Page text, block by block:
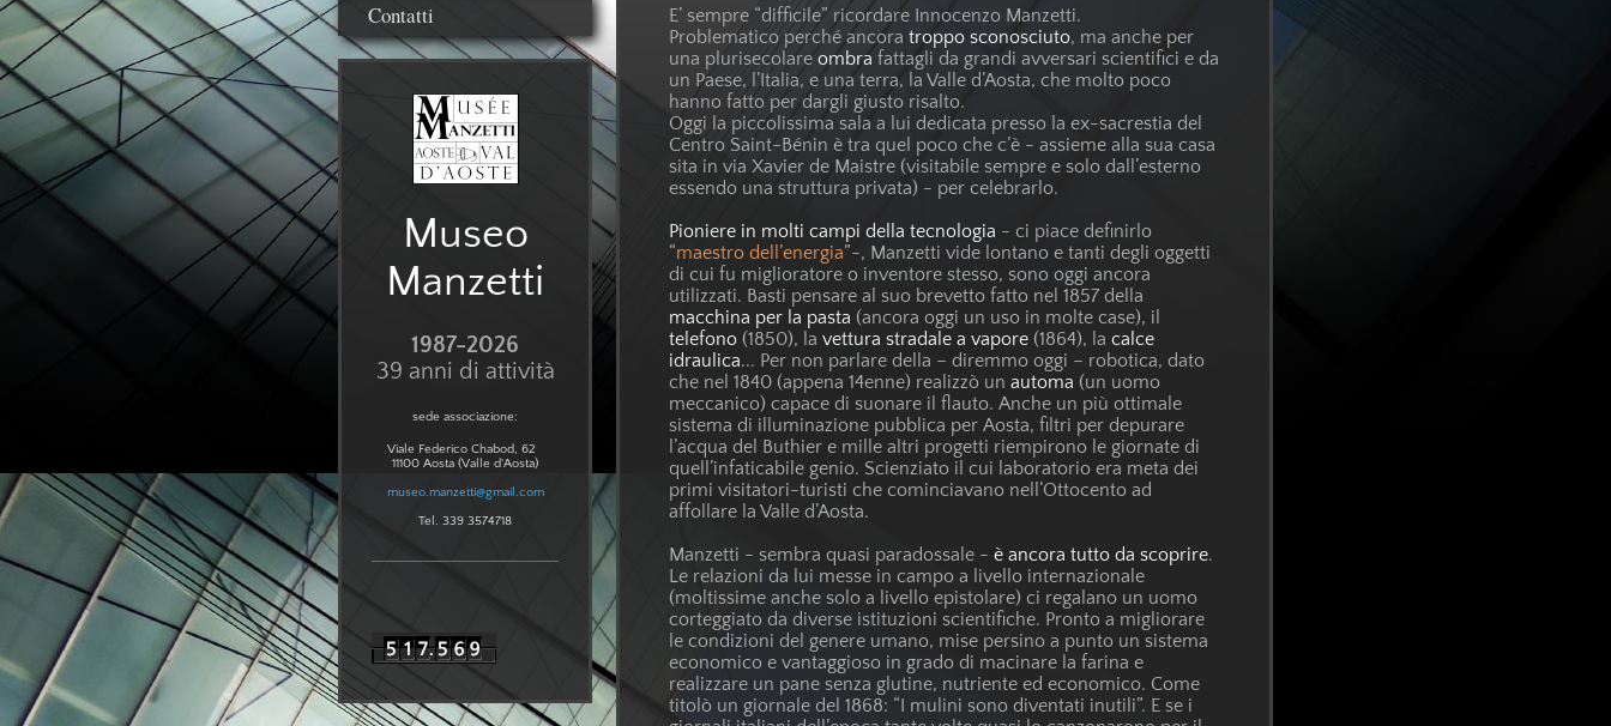
Contatti
Museo
Manzetti
1987-2026
39 anni di attività
sede associazione:
Viale Federico Chabod, 62
11100 Aosta (Valle d'Aosta)
museo.manzetti@gmail.com
Tel. 339 3574718
E’ sempre “difficile” ricordare Innocenzo Manzetti.
Problematico perché ancoratroppo sconosciuto, ma anche per
una plurisecolareombra fattagli da grandi avversari scientifici e da
un Paese, l’Italia, e una terra, la Valle d’Aosta, che molto poco
hanno fatto per dargli giusto risalto.
Oggi la piccolissima sala a lui dedicata presso la ex-sacrestia del
Centro Saint-Bénin è tra quel poco che c’è - assieme alla sua casa
sita in via Xavier de Maistre (visitabile sempre e solo dall’esterno
essendo una struttura privata) - per celebrarlo.
Pioniere in molti campi della tecnologia - ci piace definirlo
“maestro dell’energia”-, Manzetti vide lontano e tanti degli oggetti
di cui fu miglioratore o inventore stesso, sono oggi ancora
utilizzati. Basti pensare al suo brevetto fatto nel 1857 della
macchina per la pasta (ancora oggi un uso in molte case), il
telefono (1850), lavettura stradale a vapore (1864), lacalce
idraulica... Per non parlare della – diremmo oggi – robotica, dato
che nel 1840 (appena 14enne) realizzò unautoma (un uomo
meccanico) capace di suonare il flauto. Anche un più ottimale
sistema di illuminazione pubblica per Aosta, filtri per depurare
l’acqua del Buthier e mille altri progetti riempirono le giornate di
quell’infaticabile genio. Scienziato il cui laboratorio era meta dei
primi visitatori-turisti che cominciavano nell’Ottocento ad
affollare la Valle d’Aosta.
Manzetti - sembra quasi paradossale -è ancora tutto da scoprire.
Le relazioni da lui messe in campo a livello internazionale
(moltissime anche solo a livello epistolare) ci regalano un uomo
corteggiato da diverse istituzioni scientifiche. Pronto a migliorare
le condizioni del genere umano, mise persino a punto un sistema
economico e vantaggioso in grado di macinare la farina e
realizzare un pane senza glutine, nutriente ed economico. Come
titolò un giornale del 1868: “I mulini sono diventati inutili”. E se i